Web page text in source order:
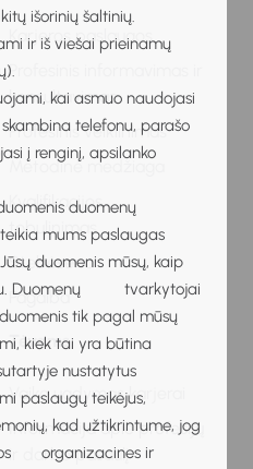
išorinių šaltinių.
ir iš viešai prieinamų
kai asmuo naudojasi
telefonu, parašo
į renginį, apsilanko
duomenų
mums paslaugas
duomenis mūsų, kaip
Duomenų tvarkytojai
tik pagal mūsų
kiek tai yra būtina
nustatytus
paslaugų teikėjus,
kad užtikrintume, jog
organizacines ir
Karjeros paslaugos
Profesinis informavimas ir
konsultavimas
Profesinis veiklinimas
Metodinė medžiaga
Kvalifikacijos
tobulinimas
Stebėsena
Pagalba
Tėvams
Vaiko ugdymas karjerai
Informacija apie profesijų
ir darbo pasaulį